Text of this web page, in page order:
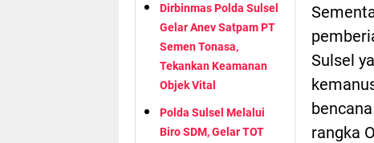
Dirbinmas Polda Sulsel
Gelar Anev Satpam PT
Semen Tonasa,
Tekankan Keamanan
Objek Vital
Polda Sulsel Melalui
Biro SDM, Gelar TOT
Sulsel
rangka